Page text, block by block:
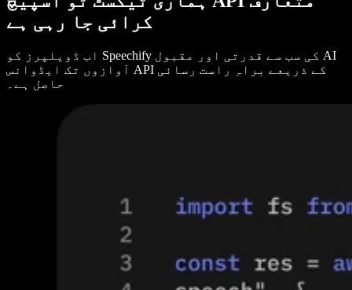
کرائی جا رہی ہے
اب ڈویلپرز کو Speechify کی سب سے قدرتی اور مقبول AI
آوازوں تک ایڈوانس API کے ذریعے براہِ راست رسائی
حاصل ہے۔